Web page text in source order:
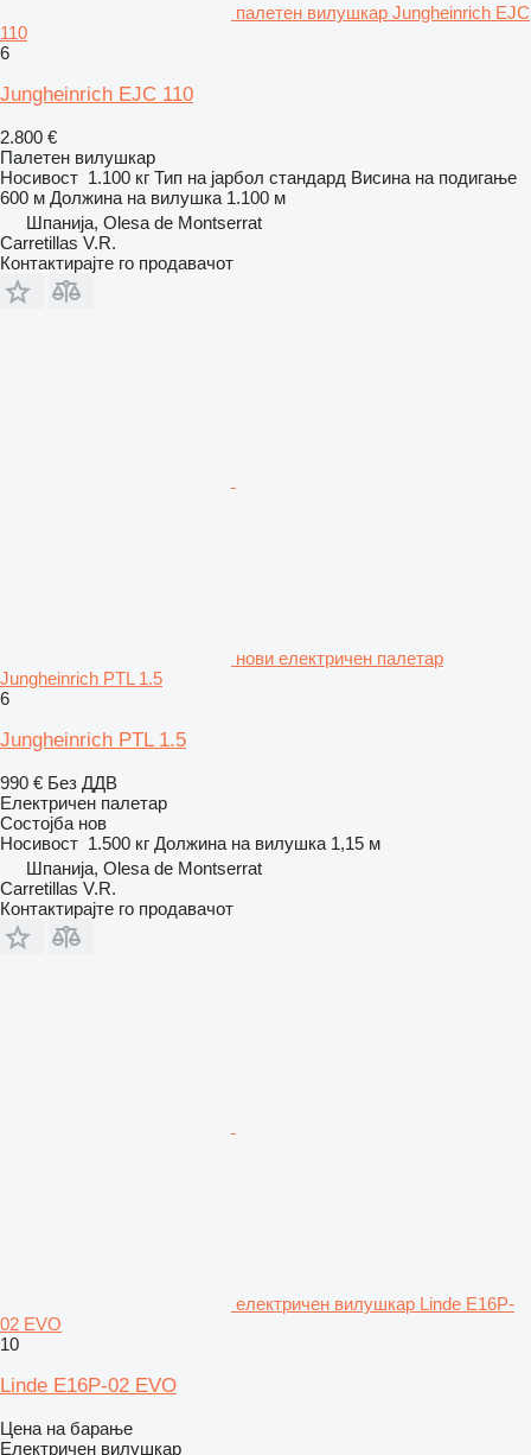
палетен вилушкар Jungheinrich EJC
110
6
Jungheinrich EJC 110
2.800 €
Палетен вилушкар
Носивост 1.100 кг Тип на јарбол стандард Висина на подигање
600 м Должина на вилушка 1.100 м
Шпанија, Olesa de Montserrat
Carretillas V.R.
Контактирајте го продавачот
нови електричен палетар
Jungheinrich PTL 1.5
6
Jungheinrich PTL 1.5
990 € Без ДДВ
Електричен палетар
Состојба нов
Носивост 1.500 кг Должина на вилушка 1,15 м
Шпанија, Olesa de Montserrat
Carretillas V.R.
Контактирајте го продавачот
електричен вилушкар Linde E16P-
02 EVO
10
Linde E16P-02 EVO
Цена на барање
Електричен вилушкар